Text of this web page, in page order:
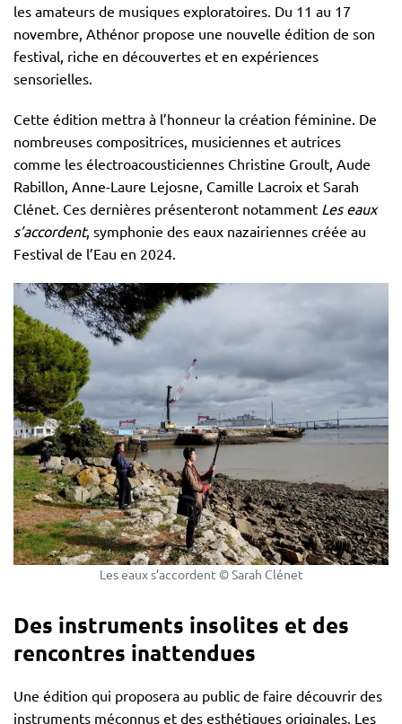
les amateurs de musiques exploratoires. Du 11 au 17
novembre, Athénor propose une nouvelle édition de son
festival, riche en découvertes et en expériences
sensorielles.
Cette édition mettra à l’honneur la création féminine. De
nombreuses compositrices, musiciennes et autrices
comme les électroacousticiennes Christine Groult, Aude
Rabillon, Anne-Laure Lejosne, Camille Lacroix et Sarah
Clénet. Ces dernières présenteront notamment Les eaux
s’accordent, symphonie des eaux nazairiennes créée au
Festival de l’Eau en 2024.
Les eaux s’accordent © Sarah Clénet
Des instruments insolites et des
rencontres inattendues
Une édition qui proposera au public de faire découvrir des
instruments méconnus et des esthétiques originales. Les